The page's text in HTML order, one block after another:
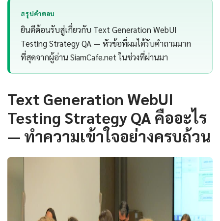
สรุปคำตอบ
ยินดีต้อนรับสู่เกี่ยวกับ Text Generation WebUI
Testing Strategy QA — หัวข้อที่ผมได้รับคำถามมาก
ที่สุดจากผู้อ่าน SiamCafe.net ในช่วงที่ผ่านมา
Text Generation WebUI
Testing Strategy QA คืออะไร
— ทำความเข้าใจอย่างครบถ้วน